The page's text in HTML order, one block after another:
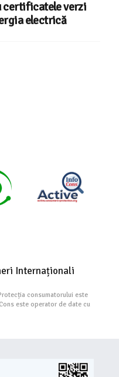
certificatele verzi
electrică
Internaționali
consumatorului este
este operator de date cu